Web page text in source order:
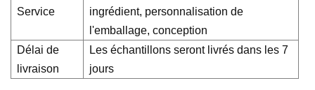
Service
ingrédient, personnalisation de
l'emballage, conception
Délai de
livraison
Les échantillons seront livrés dans les 7
jours